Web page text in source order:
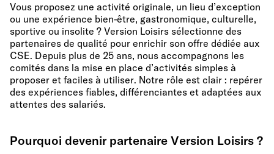
Vous proposez une activité originale, un lieu d’exception
ou une expérience bien-être, gastronomique, culturelle,
sportive ou insolite ? Version Loisirs sélectionne des
partenaires de qualité pour enrichir son offre dédiée aux
CSE. Depuis plus de 25 ans, nous accompagnons les
comités dans la mise en place d’activités simples à
proposer et faciles à utiliser. Notre rôle est clair : repérer
des expériences fiables, différenciantes et adaptées aux
attentes des salariés.
Pourquoi devenir partenaire Version Loisirs ?